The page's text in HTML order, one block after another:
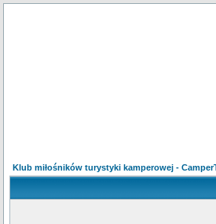
Klub miłośników turystyki kamperowej -